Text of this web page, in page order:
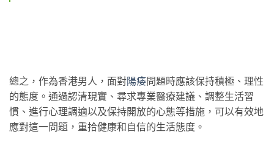
總之，作為香港男人，面對陽痿問題時應該保持積極、理性
的態度。通過認清現實、尋求專業醫療建議、調整生活習
慣、進行心理調適以及保持開放的心態等措施，可以有效地
應對這一問題，重拾健康和自信的生活態度。